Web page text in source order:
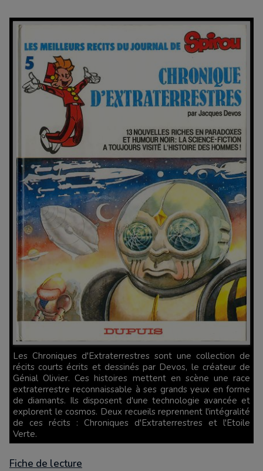
Les Chroniques d'Extraterrestres sont une collection de
récits courts écrits et dessinés par Devos, le créateur de
Génial Olivier. Ces histoires mettent en scène une race
extraterrestre reconnaissable à ses grands yeux en forme
de diamants. Ils disposent d'une technologie avancée et
explorent le cosmos. Deux recueils reprennent l'intégralité
de ces récits : Chroniques d'Extraterrestres et l'Etoile
Verte.
Fiche de lecture